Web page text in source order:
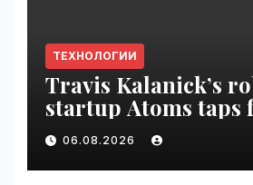
ТЕХНОЛОГИИ
Travis Kalanick’s
startup Atoms taps
Uber finance chief as
VseTime.ru
06.08.2026